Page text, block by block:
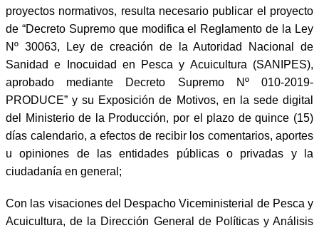
proyectos normativos, resulta necesario publicar el proyecto
de “Decreto Supremo que modifica el Reglamento de la Ley
Nº 30063, Ley de creación de la Autoridad Nacional de
Sanidad e Inocuidad en Pesca y Acuicultura (SANIPES),
aprobado mediante Decreto Supremo Nº 010-2019-
PRODUCE” y su Exposición de Motivos, en la sede digital
del Ministerio de la Producción, por el plazo de quince (15)
días calendario, a efectos de recibir los comentarios, aportes
u opiniones de las entidades públicas o privadas y la
ciudadanía en general;
Con las visaciones del Despacho Viceministerial de Pesca y
Acuicultura, de la Dirección General de Políticas y Análisis